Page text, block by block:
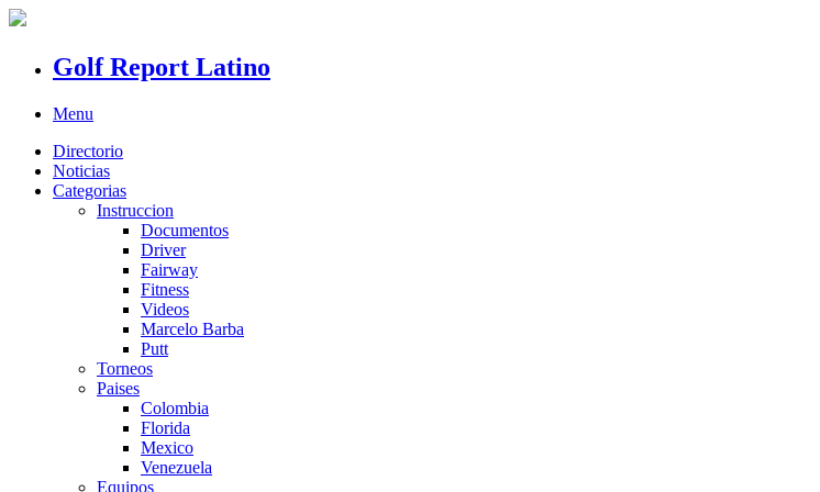
Golf Report Latino
Menu
Directorio
Noticias
Categorias
Instruccion
Documentos
Driver
Fairway
Fitness
Videos
Marcelo Barba
Putt
Torneos
Paises
Colombia
Florida
Mexico
Venezuela
Equipos